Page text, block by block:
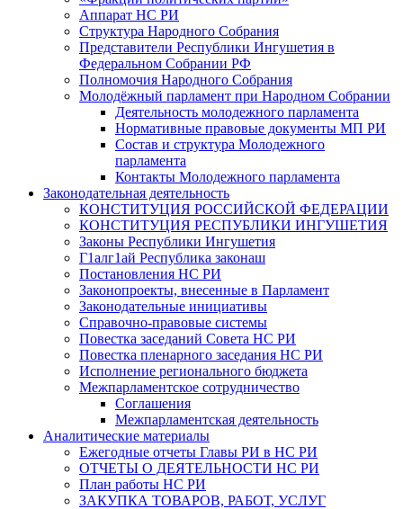
Аппарат НС РИ
Структура Народного Собрания
Представители Республики Ингушетия в
Федеральном Собрании РФ
Полномочия Народного Собрания
Молодёжный парламент при Народном Собрании
Деятельность молодежного парламента
Нормативные правовые документы МП РИ
Состав и структура Молодежного
парламента
Контакты Молодежного парламента
Законодательная деятельность
КОНСТИТУЦИЯ РОССИЙСКОЙ ФЕДЕРАЦИИ
КОНСТИТУЦИЯ РЕСПУБЛИКИ ИНГУШЕТИЯ
Законы Республики Ингушетия
Г1алг1ай Республика законаш
Постановления НС РИ
Законопроекты, внесенные в Парламент
Законодательные инициативы
Справочно-правовые системы
Повестка заседаний Совета НС РИ
Повестка пленарного заседания НС РИ
Исполнение регионального бюджета
Межпарламентское сотрудничество
Соглашения
Межпарламентская деятельность
Аналитические материалы
Ежегодные отчеты Главы РИ в НС РИ
ОТЧЕТЫ О ДЕЯТЕЛЬНОСТИ НС РИ
План работы НС РИ
ЗАКУПКА ТОВАРОВ, РАБОТ, УСЛУГ